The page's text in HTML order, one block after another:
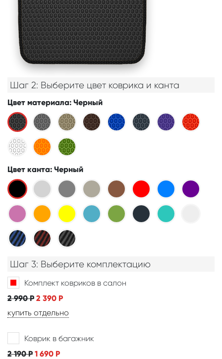
Шаг 2: Выберите цвет коврика и канта
Цвет материала: Черный
Цвет канта: Черный
Шаг 3: Выберите комплектацию
Комплект ковриков в салон
2 990Р 2 390 Р
купить отдельно
Коврик в багажник
2 190Р 1 690 Р